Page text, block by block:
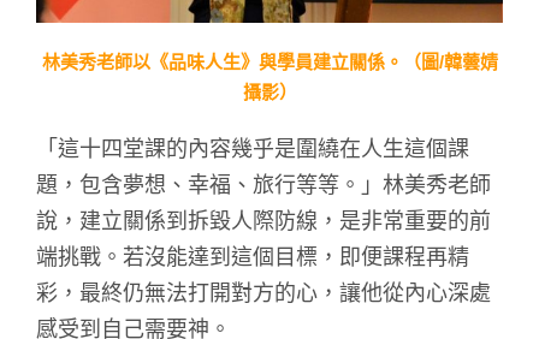
林美秀老師以《品味人生》與學員建立關係。（圖/韓蕓婧
攝影）
「這十四堂課的內容幾乎是圍繞在人生這個課
題，包含夢想、幸福、旅行等等。」林美秀老師
說，建立關係到拆毀人際防線，是非常重要的前
端挑戰。若沒能達到這個目標，即便課程再精
彩，最終仍無法打開對方的心，讓他從內心深處
感受到自己需要神。